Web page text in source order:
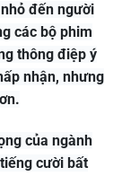
đến người
các bộ phim
thông điệp ý
nhận, nhưng
của ngành
cười bất